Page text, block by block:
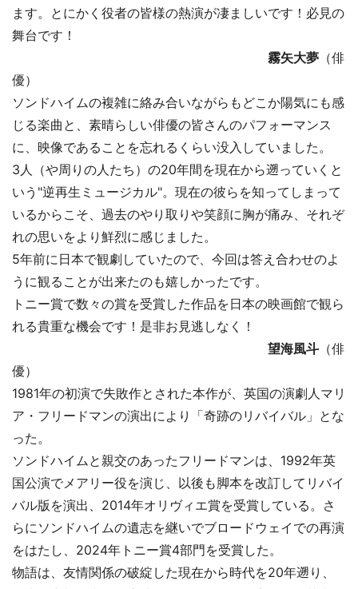
ます。とにかく役者の皆様の熱演が凄ましいです！必見の
舞台です！
霧矢大夢 （俳
優）
ソンドハイムの複雑に絡み合いながらもどこか陽気にも感
じる楽曲と、素晴らしい俳優の皆さんのパフォーマンス
に、映像であることを忘れるくらい没入していました。
3人（や周りの人たち）の20年間を現在から遡っていくと
いう"逆再生ミュージカル"。現在の彼らを知ってしまって
いるからこそ、過去のやり取りや笑顔に胸が痛み、それぞ
れの思いをより鮮烈に感じました。
5年前に日本で観劇していたので、今回は答え合わせのよ
うに観ることが出来たのも嬉しかったです。
トニー賞で数々の賞を受賞した作品を日本の映画館で観ら
れる貴重な機会です！是非お見逃しなく！
望海風斗 （俳
優）
1981年の初演で失敗作とされた本作が、英国の演劇人マリ
ア・フリードマンの演出により「奇跡のリバイバル」とな
った。
ソンドハイムと親交のあったフリードマンは、1992年英
国公演でメアリー役を演じ、以後も脚本を改訂してリバイ
バル版を演出、2014年オリヴィエ賞を受賞している。さ
らにソンドハイムの遺志を継いでブロードウェイでの再演
をはたし、2024年トニー賞4部門を受賞した。
物語は、友情関係の破綻した現在から時代を20年遡り、